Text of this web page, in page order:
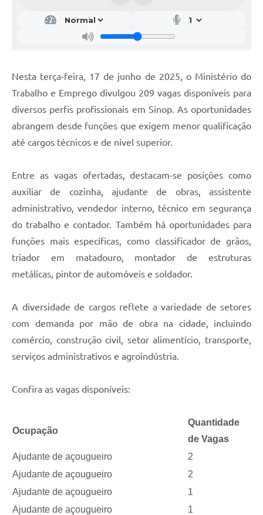
Nesta terça-feira, 17 de junho de 2025, o Ministério do
Trabalho e Emprego divulgou 209 vagas disponíveis para
diversos perfis profissionais em Sinop. As oportunidades
abrangem desde funções que exigem menor qualificação
até cargos técnicos e de nível superior.
Entre as vagas ofertadas, destacam-se posições como
auxiliar de cozinha, ajudante de obras, assistente
administrativo, vendedor interno, técnico em segurança
do trabalho e contador. Também há oportunidades para
funções mais específicas, como classificador de grãos,
triador em matadouro, montador de estruturas
metálicas, pintor de automóveis e soldador.
A diversidade de cargos reflete a variedade de setores
com demanda por mão de obra na cidade, incluindo
comércio, construção civil, setor alimentício, transporte,
serviços administrativos e agroindústria.
Confira as vagas disponíveis:
Ocupação
Quantidade
de Vagas
Ajudante de açougueiro
2
Ajudante de açougueiro
2
Ajudante de açougueiro
1
Ajudante de açougueiro
1